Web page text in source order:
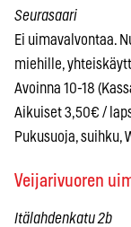
Seurasaari
Ei uimavalvontaa.
miehille,
Avoinna 10-18
Aikuiset 3,50€ /
Pukusuoja, suihku,
Veijarivuoren
Itälahdenkatu 2b